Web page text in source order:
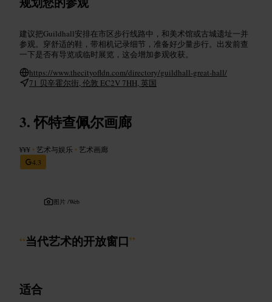
建议把Guildhall安排在市区步行线路中，和美术馆或古城遗址一并
参观。穿舒适的鞋，带相机记录细节，准备好少量步行。出发前查
一下是否有导览或临时展览，这会增加参观收获。
https://www.thecityofldn.com/directory/guildhall-great-hall/
71 贝辛霍尔街, 伦敦 EC2V 7HH, 英国
怀特查佩尔画廊
¥¥¥ • 艺术与娱乐 • 艺术画廊
4.3
图片 /Web
“当代艺术的开放窗口”
适合